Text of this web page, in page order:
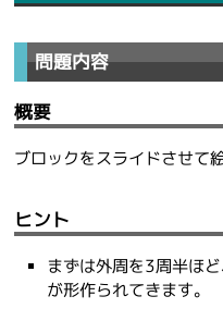
問題内容
概要
ブロックをスライドさせて
ヒント
まずは外周を3周半ほ
が形作られてきます。